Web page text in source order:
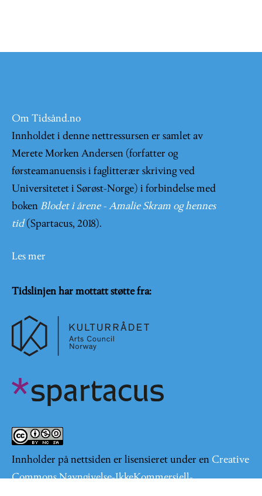
Om Tidsånd.no
Innholdet i denne nettressursen er samlet av
Merete Morken Andersen (forfatter og
førsteamanuensis i faglitterær skriving ved
Universitetet i Sørøst-Norge) i forbindelse med
boken Blodet i årene - Amalie Skram og hennes
tid (Spartacus, 2018).
Les mer
Tidslinjen har mottatt støtte fra:
Innholder på nettsiden er lisensieret under en Creative
Commons Navngivelse-IkkeKommersiell-